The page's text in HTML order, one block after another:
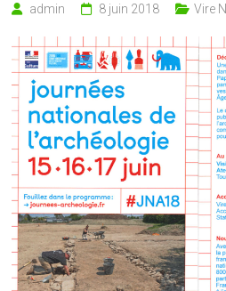
admin 8 juin 2018 Vire